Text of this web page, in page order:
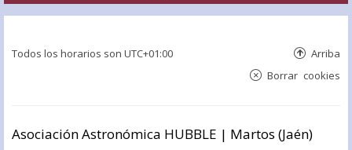
Todos los horarios son UTC+01:00 Arriba
Borrar cookies
Asociación Astronómica HUBBLE | Martos (Jaén)